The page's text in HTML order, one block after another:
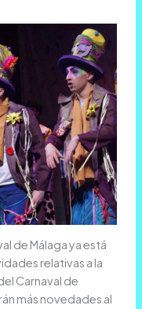
de Málaga ya está
relativas a la
Carnaval de
más novedades al